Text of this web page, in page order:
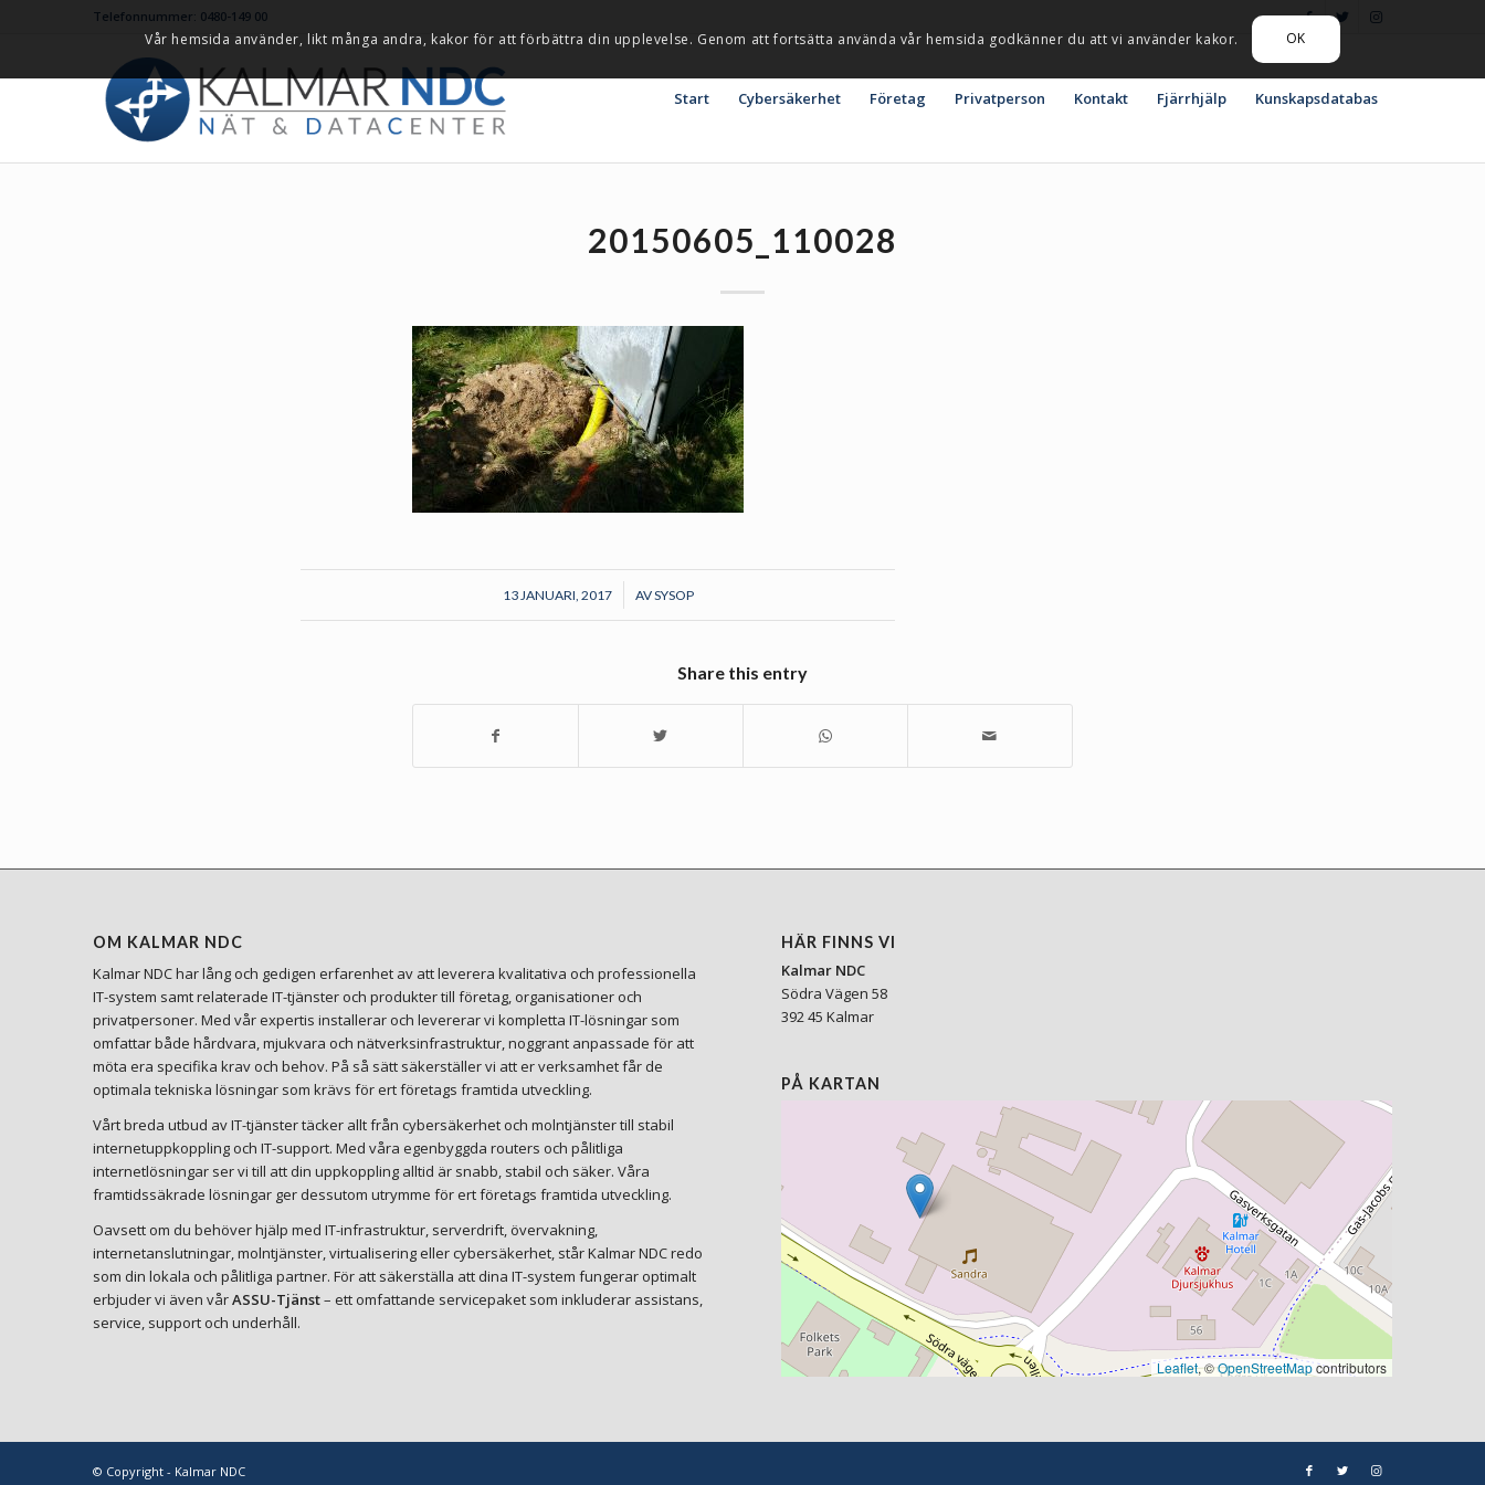
Telefonnummer: 0480-149 00
Start Cybersäkerhet Företag Privatperson Kontakt Fjärrhjälp Kunskapsdatabas
20150605_110028
13 JANUARI, 2017
/ AVSYSOP
Share this entry
OM KALMAR NDC
Kalmar NDC har lång och gedigen erfarenhet av att leverera kvalitativa och professionella
IT-system samt relaterade IT-tjänster och produkter till företag, organisationer och
privatpersoner. Med vår expertis installerar och levererar vi kompletta IT-lösningar som
omfattar både hårdvara, mjukvara och nätverksinfrastruktur, noggrant anpassade för att
möta era specifika krav och behov. På så sätt säkerställer vi att er verksamhet får de
optimala tekniska lösningar som krävs för ert företags framtida utveckling.
Vårt breda utbud av IT-tjänster täcker allt från cybersäkerhet och molntjänster till stabil
internetuppkoppling och IT-support. Med våra egenbyggda routers och pålitliga
internetlösningar ser vi till att din uppkoppling alltid är snabb, stabil och säker. Våra
framtidssäkrade lösningar ger dessutom utrymme för ert företags framtida utveckling.
Oavsett om du behöver hjälp med IT-infrastruktur, serverdrift, övervakning,
internetanslutningar, molntjänster, virtualisering eller cybersäkerhet, står Kalmar NDC redo
som din lokala och pålitliga partner. För att säkerställa att dina IT-system fungerar optimalt
erbjuder vi även vårASSU-Tjänst– ett omfattande servicepaket som inkluderar assistans,
service, support och underhåll.
HÄR FINNS VI
Kalmar NDC
Södra Vägen 58
392 45 Kalmar
PÅ KARTAN
Leaflet, ©OpenStreetMapcontributors
© Copyright - Kalmar NDC
Vår hemsida använder, likt många andra, kakor för att förbättra din upplevelse. Genom att fortsätta använda vår hemsida godkänner du att vi använder kakor. OK